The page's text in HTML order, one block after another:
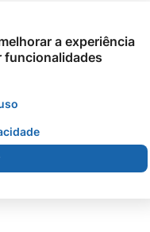
a experiência
funcionalidades